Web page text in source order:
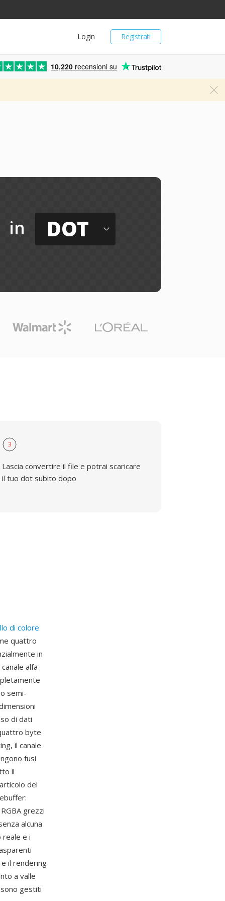
Registrati
Login
10,220 recensioni su
in DOT
3
Lascia convertire il file e potrai scaricare
il tuo dot subito dopo
di colore
quattro
in
alfa
semi-
di dati
byte
il canale
fusi
il
del
grezzi
alcuna
reale e i
il rendering
a valle
gestiti